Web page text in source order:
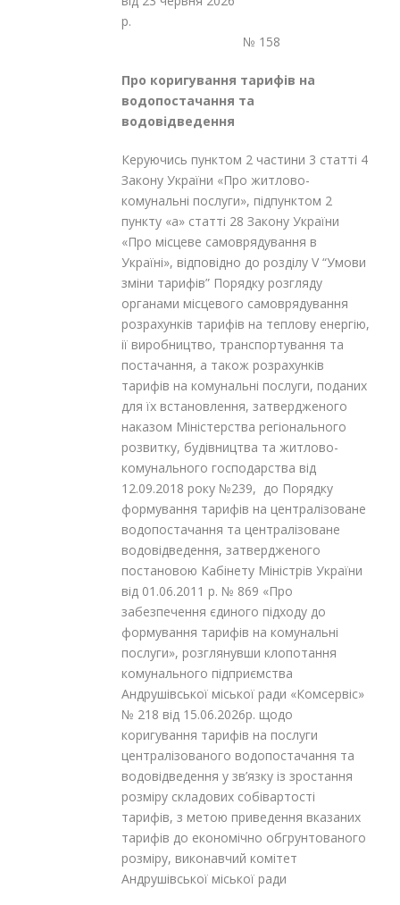
р.
№ 158
Про коригування тарифів на
водопостачання та
водовідведення
Керуючись пунктом 2 частини 3 cтаттi 4
Закону України «Про житлово-
комунальнi послyги», підпунктом 2
пункту «a» cтатті 28 Закону України
«Про мiсцеве самоврядування в
Україні», вiдповiдно до роздiлу V “Умови
змiни тарифiв” Порядку розгляду
органами мiсцевого самоврядування
розрахункiв тарифiв на теплову енергiю,
iї виробництво, транспортування та
постачання, а також розрахункiв
тарифiв на комунальнi послуги, поданих
для їx встановлення, затвердженого
наказом Мiнiстерства регiонального
розвитку, будiвництва та житлово-
комунального господарства вiд
12.09.2018 року №239, до Порядку
формування тарифiв на централiзоване
водопостачання та централiзоване
водовiдведення, затвердженого
постановою Кабiнетy Miністрів України
вiд 01.06.2011 р. № 869 «Про
забезпечення єдиного пiдходу до
формування тарифiв на комунальнi
послуги», розглянувши клопотання
комунального підприємства
Андрушівської міської ради «Комсервіс»
№ 218 від 15.06.2026р. щодо
коригування тарифів на послуги
централізованого водопостачання та
водовідведення у зв’язку із зростання
розміру складових собівартості
тарифів, з метою приведення вказаних
тарифів до економічно обгрунтованого
розміру, виконавчий комітет
Андрушівської міської ради